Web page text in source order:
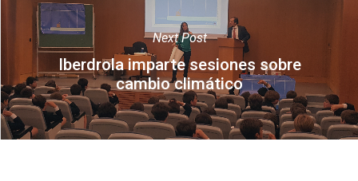
Next Post
Iberdrola imparte sesiones sobre
cambio climático